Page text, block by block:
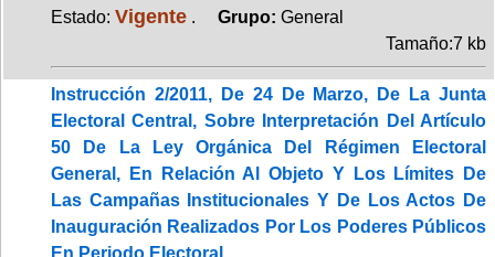
Estado: Vigente . Grupo: General
Tamaño:7 kb
Instrucción 2/2011, De 24 De Marzo, De La Junta
Electoral Central, Sobre Interpretación Del Artículo
50 De La Ley Orgánica Del Régimen Electoral
General, En Relación Al Objeto Y Los Límites De
Las Campañas Institucionales Y De Los Actos De
Inauguración Realizados Por Los Poderes Públicos
En Periodo Electoral.